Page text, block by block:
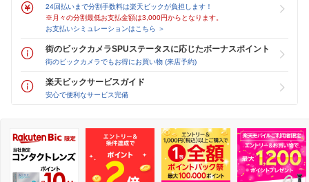
24回払いまで分割手数料は楽天ビックが負担します！
※月々の分割最低お支払金額は3,000円からとなります。
お支払いシミュレーションはこちら ＞
街のビックカメラSPUステータスに応じたボーナスポイント
街のビックカメラでもお得にお買い物 (来店予約)
楽天ビックサービスガイド
安心で便利なサービス完備